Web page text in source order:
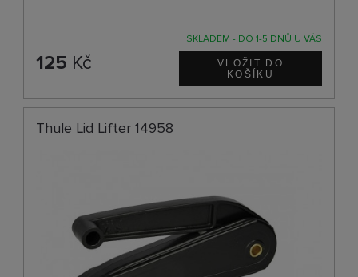
SKLADEM - DO 1-5 DNŮ U VÁS
125 Kč
Thule Lid Lifter 14958